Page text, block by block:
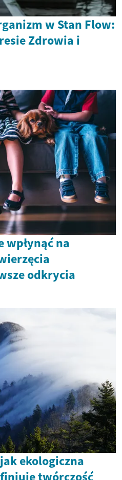
w Stan Flow:
Zdrowia i
wpłynąć na
odkrycia
ekologiczna
twórczość